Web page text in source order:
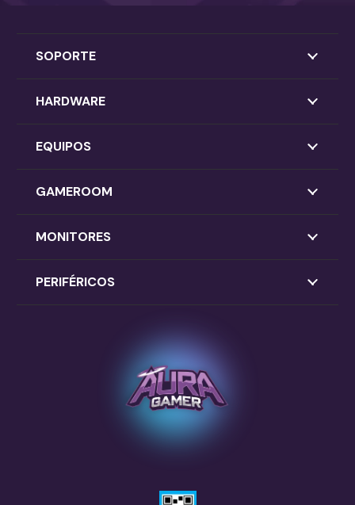
SOPORTE
HARDWARE
EQUIPOS
GAMEROOM
MONITORES
PERIFÉRICOS